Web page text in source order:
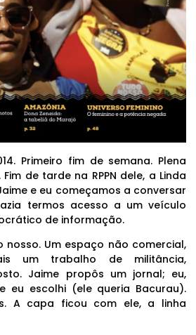
Primeiro fim de semana. Plena
de tarde na RPPN dele, a Linda
e eu começamos a conversar
termos acesso a um veículo
de informação.
nosso. Um espaço não comercial,
um trabalho de militância,
Jaime propôs um jornal; eu,
eu escolhi (ele queria Bacurau).
A capa ficou com ele, a linha